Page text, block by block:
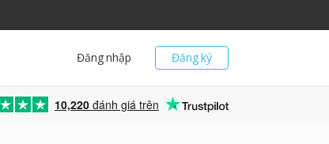
Đăng ký
Đăng nhập
10,220 đánh giá trên